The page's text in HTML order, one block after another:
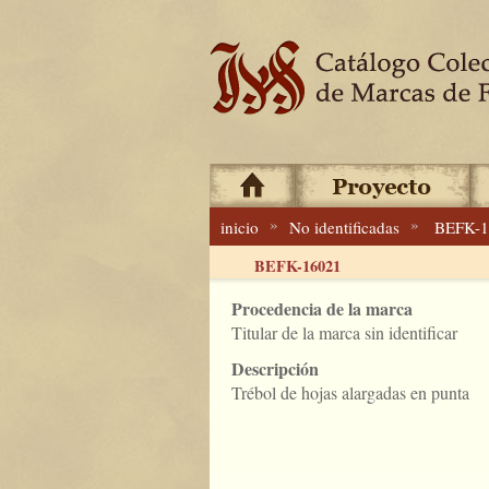
inicio » No identificadas » BEFK-
BEFK-16021
Procedencia de la marca
Titular de la marca sin identificar
Descripción
Trébol de hojas alargadas en punta